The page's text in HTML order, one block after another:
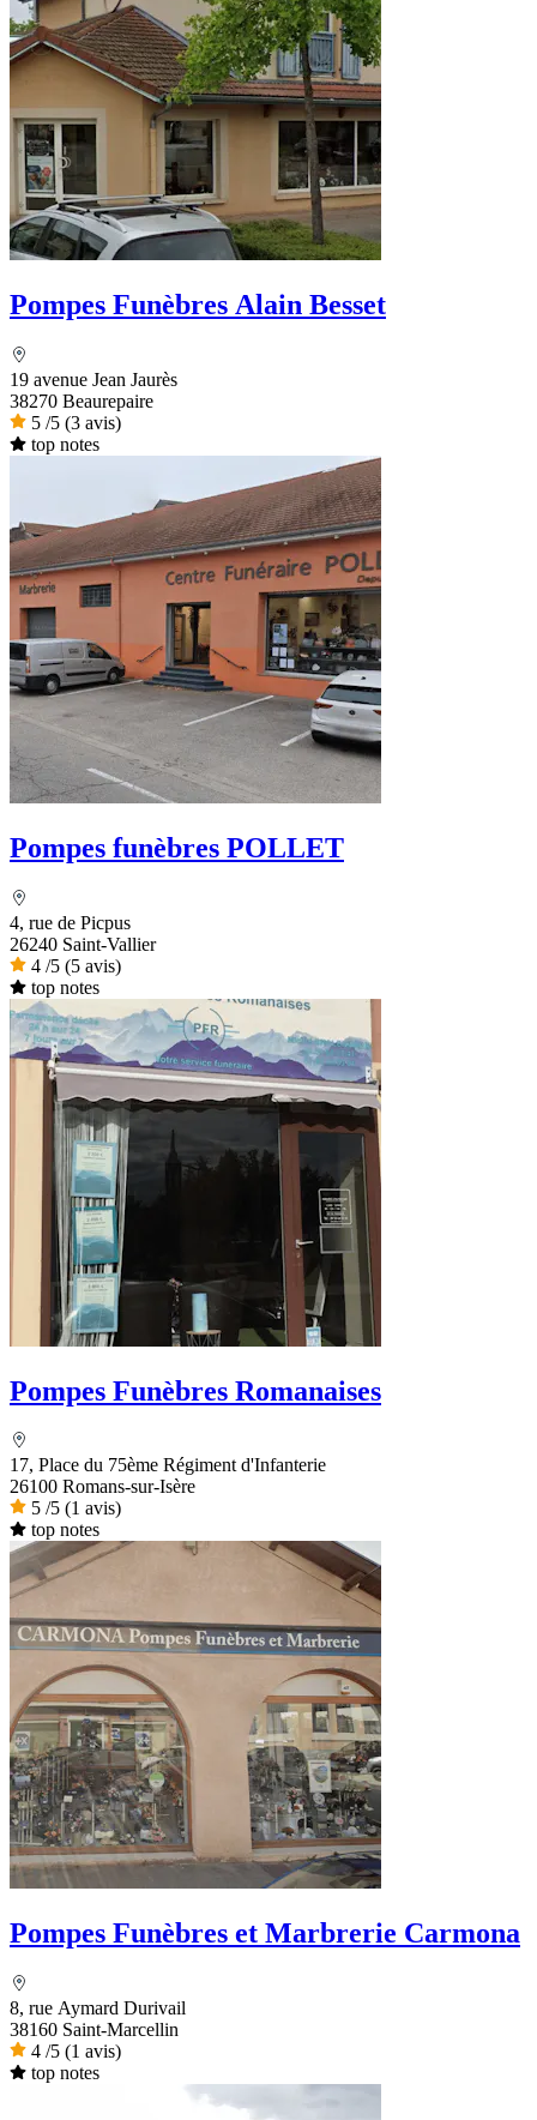
Pompes Funèbres Alain Besset
19 avenue Jean Jaurès
38270 Beaurepaire
5 /5 (3 avis)
top notes
Pompes funèbres POLLET
4, rue de Picpus
26240 Saint-Vallier
4 /5 (5 avis)
top notes
Pompes Funèbres Romanaises
17, Place du 75ème Régiment d'Infanterie
26100 Romans-sur-Isère
5 /5 (1 avis)
top notes
Pompes Funèbres et Marbrerie Carmona
8, rue Aymard Durivail
38160 Saint-Marcellin
4 /5 (1 avis)
top notes